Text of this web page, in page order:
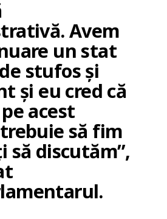
Avem
un stat
stufos și
și eu cred că
acest
să fim
să discutăm”,